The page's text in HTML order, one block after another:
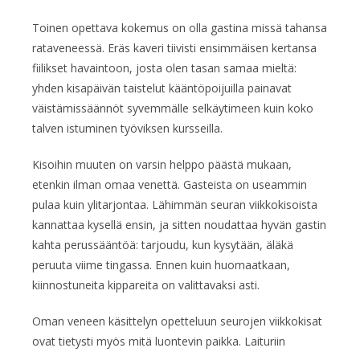
Toinen opettava kokemus on olla gastina missä tahansa
rataveneessä. Eräs kaveri tiivisti ensimmäisen kertansa
fiilikset havaintoon, josta olen tasan samaa mieltä:
yhden kisapäivän taistelut kääntöpoijuilla painavat
väistämissäännöt syvemmälle selkäytimeen kuin koko
talven istuminen työviksen kursseilla.
Kisoihin muuten on varsin helppo päästä mukaan,
etenkin ilman omaa venettä. Gasteista on useammin
pulaa kuin ylitarjontaa. Lähimmän seuran viikkokisoista
kannattaa kysellä ensin, ja sitten noudattaa hyvän gastin
kahta perussääntöä: tarjoudu, kun kysytään, äläkä
peruuta viime tingassa. Ennen kuin huomaatkaan,
kiinnostuneita kippareita on valittavaksi asti.
Oman veneen käsittelyn opetteluun seurojen viikkokisat
ovat tietysti myös mitä luontevin paikka. Laituriin